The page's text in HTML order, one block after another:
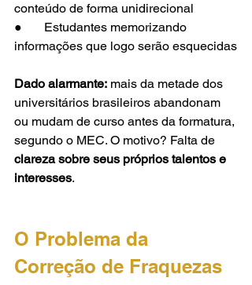
conteúdo de forma unidirecional
●       Estudantes memorizando
informações que logo serão esquecidas
Dado alarmante: mais da metade dos
universitários brasileiros abandonam
ou mudam de curso antes da formatura,
segundo o MEC. O motivo? Falta de
clareza sobre seus próprios talentos e
interesses.
O Problema da
Correção de Fraquezas